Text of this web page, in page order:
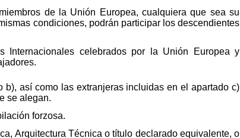
de la Unión Europea, cualquiera que sea su
condiciones, podrán participar los descendientes
celebrados por la Unión Europea y
así como las extranjeras incluidas en el apartado c)
se alegan.
forzosa.
Arquitectura Técnica o título declarado equivalente, o